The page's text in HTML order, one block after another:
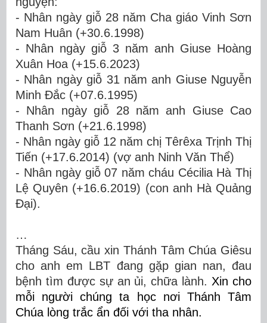
- Nhân ngày giỗ 28 năm Cha giáo Vinh Sơn
Nam Huân (+30.6.1998)
- Nhân ngày giỗ 3 năm anh Giuse Hoàng
Xuân Hoa (+15.6.2023)
- Nhân ngày giỗ 31 năm anh Giuse Nguyễn
Minh Đắc (+07.6.1995)
- Nhân ngày giỗ 28 năm anh Giuse Cao
Thanh Sơn (+21.6.1998)
- Nhân ngày giỗ 12 năm chị Têrêxa Trịnh Thị
Tiến (+17.6.2014) (vợ anh Ninh Văn Thể)
- Nhân ngày giỗ 07 năm cháu Cécilia Hà Thị
Lệ Quyên (+16.6.2019) (con anh Hà Quảng
Đại).
…
Tháng Sáu, cầuxin Thánh Tâm Chúa Giêsu
cho anh em LBT đang gặp gian nan, đau
bệnh tìm được sự an ủi, chữa lành. Xin cho
mỗi người chúng ta học nơi Thánh Tâm
Chúa lòng trắc ẩn đối với tha nhân.